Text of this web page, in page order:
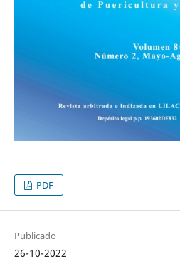
PDF
Publicado
26-10-2022